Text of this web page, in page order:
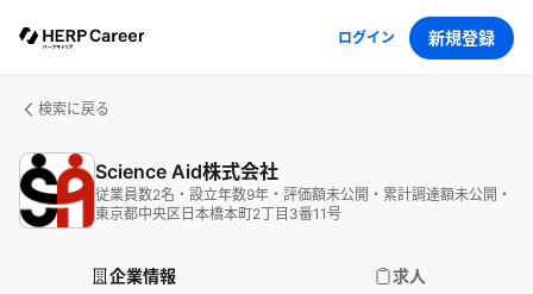
ログイン 新規登録
検索に戻る
Science Aid株式会社
従業員数2名 ・ 設立年数9年 ・ 評価額未公開 ・ 累計調達額未公開 ・
東京都中央区日本橋本町2丁目3番11号
企業情報 求人